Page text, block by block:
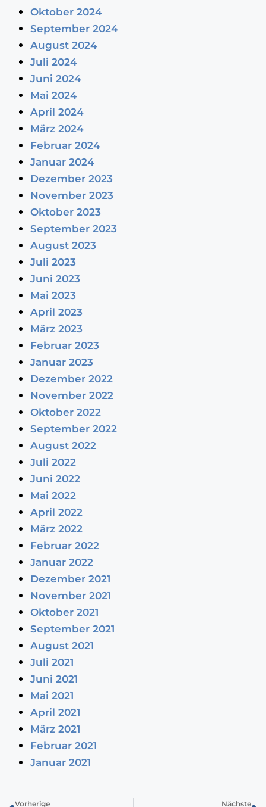
Oktober 2024
September 2024
August 2024
Juli 2024
Juni 2024
Mai 2024
April 2024
März 2024
Februar 2024
Januar 2024
Dezember 2023
November 2023
Oktober 2023
September 2023
August 2023
Juli 2023
Juni 2023
Mai 2023
April 2023
März 2023
Februar 2023
Januar 2023
Dezember 2022
November 2022
Oktober 2022
September 2022
August 2022
Juli 2022
Juni 2022
Mai 2022
April 2022
März 2022
Februar 2022
Januar 2022
Dezember 2021
November 2021
Oktober 2021
September 2021
August 2021
Juli 2021
Juni 2021
Mai 2021
April 2021
März 2021
Februar 2021
Januar 2021
Vorherige Nächste